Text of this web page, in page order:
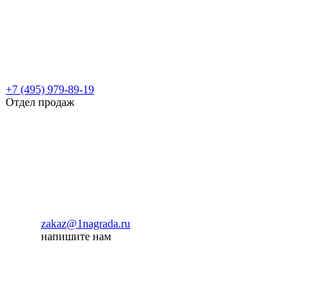
+7 (495) 979-89-19
Отдел продаж
zakaz@1nagrada.ru
напишите нам